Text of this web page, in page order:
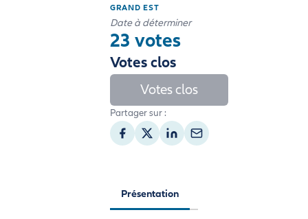
GRAND EST
Date à déterminer
23 votes
Votes clos
Votes clos
Partager sur :
Présentation